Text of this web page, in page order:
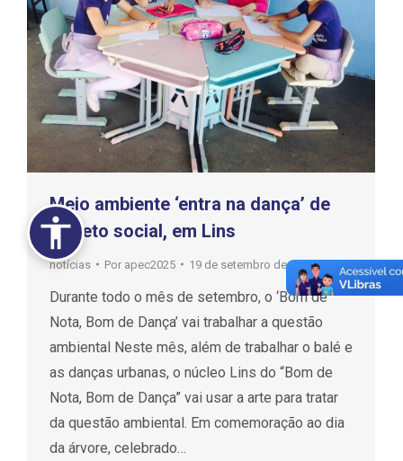
Meio ambiente ‘entra na dança’ de
projeto social, em Lins
notícias Por apec2025 19 de setembro de 2017
Durante todo o mês de setembro, o ‘Bom de
Nota, Bom de Dança’ vai trabalhar a questão
ambiental Neste mês, além de trabalhar o balé e
as danças urbanas, o núcleo Lins do “Bom de
Nota, Bom de Dança” vai usar a arte para tratar
da questão ambiental. Em comemoração ao dia
da árvore, celebrado…